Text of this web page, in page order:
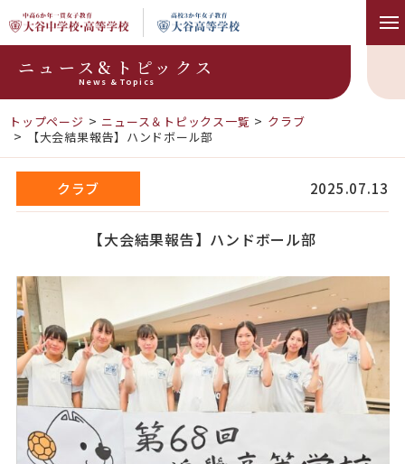
ニュース&トピックス
News & Topics
トップページ ニュース＆トピックス一覧
クラブ
【大会結果報告】ハンドボール部
クラブ 2025.07.13
【大会結果報告】ハンドボール部